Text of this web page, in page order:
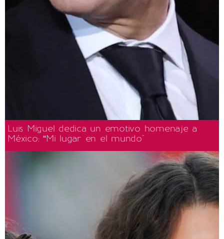
Luis Miguel dedica un emotivo homenaje a
México: “Mi lugar en el mundo"